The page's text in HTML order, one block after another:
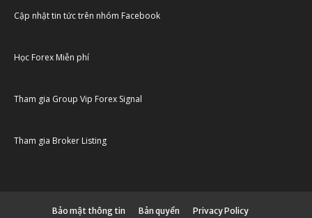
Cập nhật tin tức trên nhóm Facebook
Học Forex Miễn phí
Tham gia Group Vip Forex Signal
Tham gia Broker Listing
Bảo mật thông tin Bản quyền Privacy Policy